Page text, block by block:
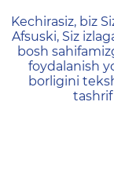
404 —
Kechirasiz, biz
Afsuski, Siz
bosh
foydalanish
borligini